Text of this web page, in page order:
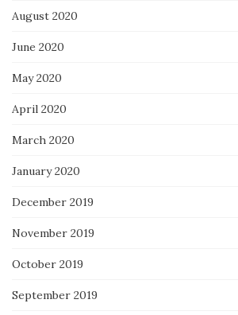
August 2020
June 2020
May 2020
April 2020
March 2020
January 2020
December 2019
November 2019
October 2019
September 2019